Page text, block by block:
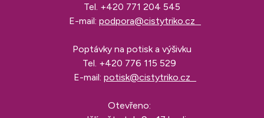
Tel. +420 771 204 545
E-mail: podpora@cistytriko.cz
Poptávky na potisk a výšivku
Tel. +420 776 115 529
E-mail: potisk@cistytriko.cz
Otevřeno: